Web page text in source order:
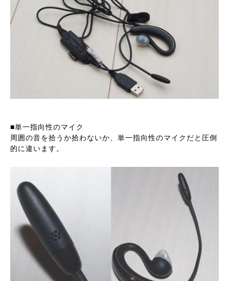
■単一指向性のマイク
周囲の音を拾うか拾わないか、単一指向性のマイクだと圧倒
的に違います。